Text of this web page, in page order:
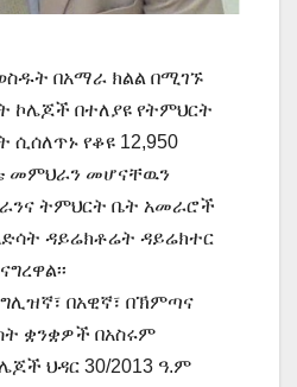
በአማራ ክልል በሚገኙ
ኮሌጆች በተለያዩ የትምህርት
ሲሰለጥኑ የቆዩ 12,950
መምህራን መሆናቸዉን
ትምህርት ቤት አመራሮች
ዳይሬክቶሬት ዳይሬክተር
በአዊኛ፣ በኽምጣና
ቋንቋዎች በአስሩም
ህዳር 30/2013 ዓ.ም